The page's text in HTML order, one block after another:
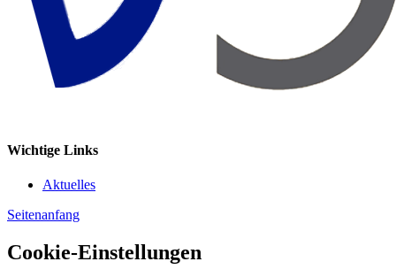
Wichtige Links
Aktuelles
Seitenanfang
Cookie-Einstellungen